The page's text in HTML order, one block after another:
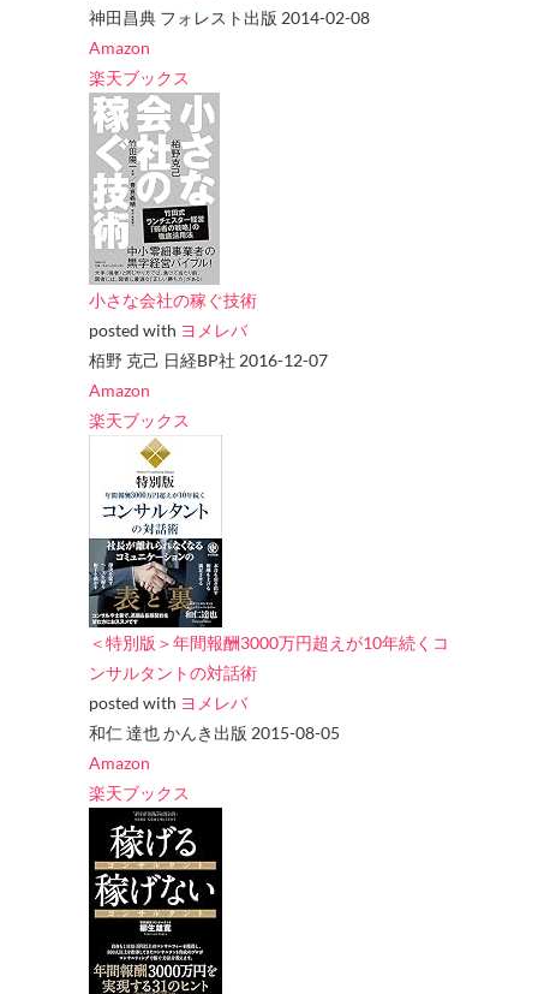
神田昌典 フォレスト出版 2014-02-08
Amazon
楽天ブックス
小さな会社の稼ぐ技術
posted with ヨメレバ
栢野 克己 日経BP社 2016-12-07
Amazon
楽天ブックス
＜特別版＞年間報酬3000万円超えが10年続くコ
ンサルタントの対話術
posted with ヨメレバ
和仁 達也 かんき出版 2015-08-05
Amazon
楽天ブックス